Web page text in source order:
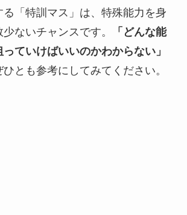
る「特訓マス」は、特殊能力を身
ないチャンスです。
「どんな能
ていけばいいのかわからない」
とも参考にしてみてください。